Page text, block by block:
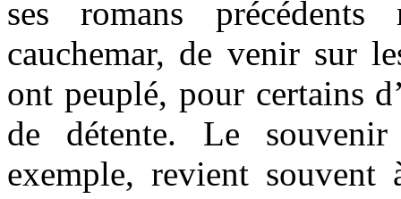
ses romans
cauchemar, de venir sur
ont peuplé, pour certains
de détente. Le
exemple, revient